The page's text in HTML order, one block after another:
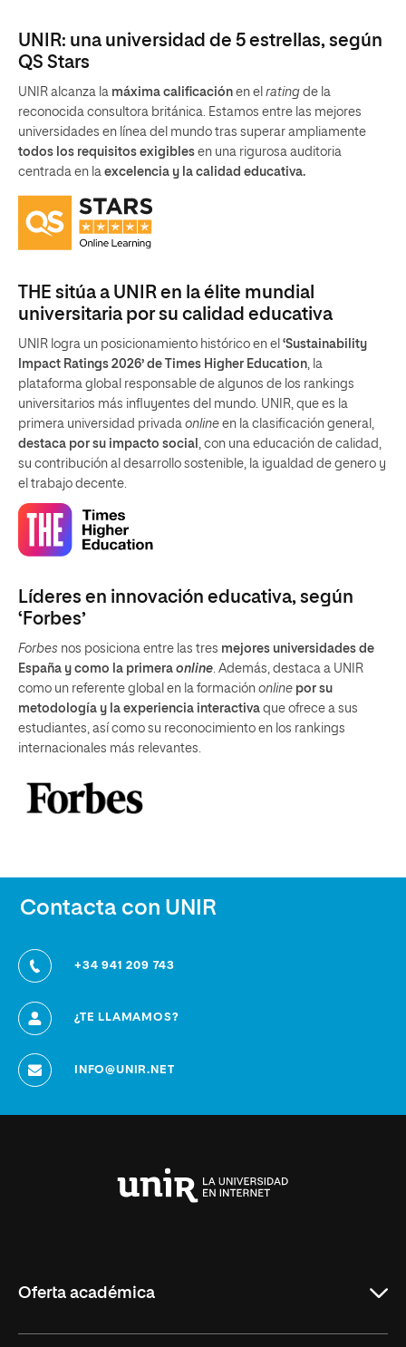
UNIR: una universidad de 5 estrellas, según
QS Stars
UNIR alcanza la máxima calificación en el rating de la
reconocida consultora británica. Estamos entre las mejores
universidades en línea del mundo tras superar ampliamente
todos los requisitos exigibles en una rigurosa auditoria
centrada en la excelencia y la calidad educativa.
THE sitúa a UNIR en la élite mundial
universitaria por su calidad educativa
UNIR logra un posicionamiento histórico en el ‘Sustainability
Impact Ratings 2026’ de Times Higher Education , la
plataforma global responsable de algunos de los rankings
universitarios más influyentes del mundo. UNIR, que es la
primera universidad privada online en la clasificación general,
destaca por su impacto social
, con una educación de calidad,
su contribución al desarrollo sostenible, la igualdad de genero y
el trabajo decente.
Líderes en innovación educativa, según
‘Forbes’
Forbes nos posiciona entre las tres mejores universidades de
España y como la primera online. Además, destaca a UNIR
como un referente global en la formación online por su
metodología y la experiencia interactiva que ofrece a sus
estudiantes, así como su reconocimiento en los rankings
internacionales más relevantes.
Contacta con UNIR
+34 941 209 743
¿TE LLAMAMOS?
INFO@UNIR.NET
Oferta académica